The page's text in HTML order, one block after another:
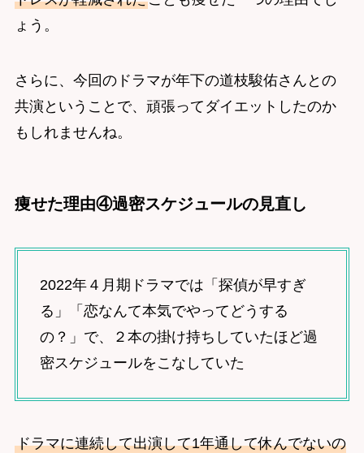
ょう。
さらに、今回のドラマが年下の道枝駿佑さんとの
共演ということで、頑張ってダイエットしたのか
もしれませんね。
痩せた理由④過密スケジュールの見直し
2022年４月期ドラマでは「探偵が早すぎ
る」「恋なんて本気でやってどうする
の？」で、２本の掛け持ちしていたほど過
密スケジュールをこなしていた
ドラマに連続して出演して1年通して休んでないの